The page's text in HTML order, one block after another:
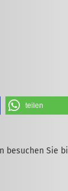
teilen
besuchen Sie